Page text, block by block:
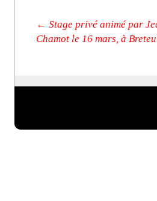
Post navigation
← Stage privé animé par
Chamot le 16 mars, à